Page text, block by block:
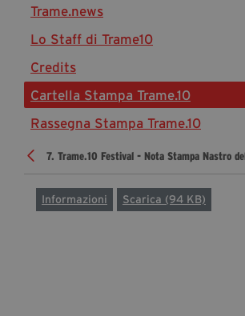
Partecipa
Diventa Partner
Dona
Fondazione Trame
Chi Siamo
7. Trame.10 Festival - Nota Stampa Nastro
Informazioni Scarica (94 KB)
Trame.news
Lo Staff di Trame10
Credits
Cartella Stampa Trame.10
Rassegna Stampa Trame.10